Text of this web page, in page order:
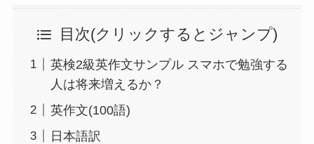
目次(クリックするとジャンプ)
英検2級英作文サンプル スマホで勉強する
人は将来増えるか？
英作文(100語)
日本語訳